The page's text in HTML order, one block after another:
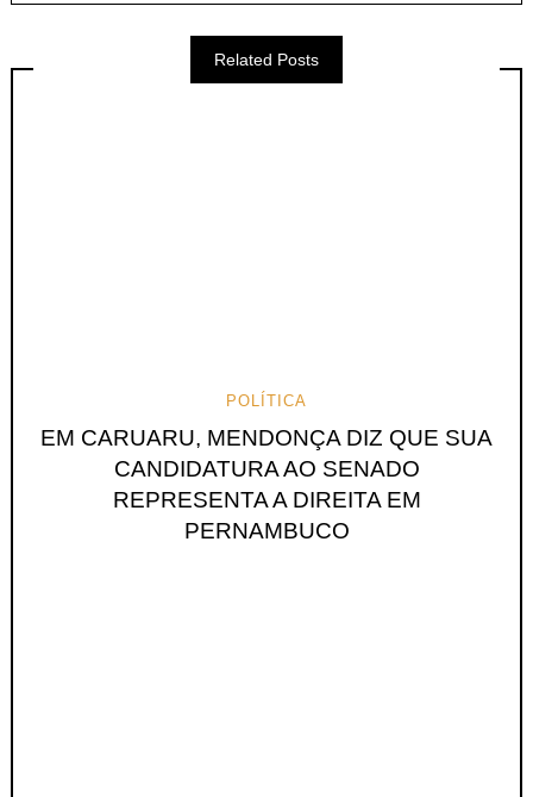
Related Posts
POLÍTICA
EM CARUARU, MENDONÇA DIZ QUE SUA
CANDIDATURA AO SENADO
REPRESENTA A DIREITA EM
PERNAMBUCO